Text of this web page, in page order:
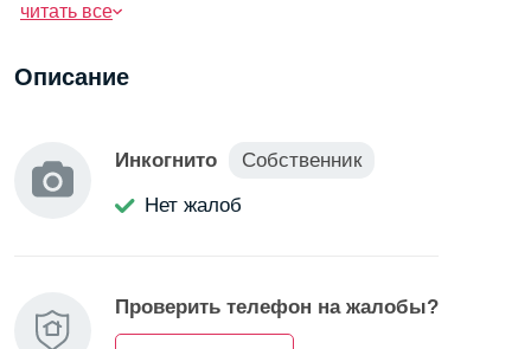
Описание
в номинации «Лучший проект редевелопмента» и
зданий XIX–XX веков, уютных двориков и пешеходных
улиц. Территория включает крытую торговую улицу,
lounge-зоны, арт-объекты, спортивные и детские
5 минут пешком до метро «Московские ворота»
читать все
Инкогнито
Собственник
Нет жалоб
Проверить телефон на жалобы?